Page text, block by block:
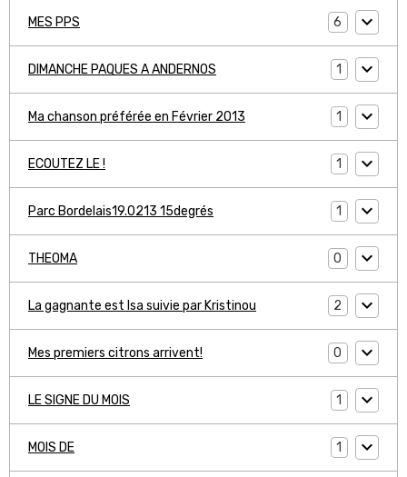
MES PPS 6
DIMANCHE PAQUES A ANDERNOS 1
Ma chanson préférée en Février 2013 1
ECOUTEZ LE ! 1
Parc Bordelais19.0213 15degrés 1
THEOMA 0
La gagnante est Isa suivie par Kristinou 2
Mes premiers citrons arrivent! 0
LE SIGNE DU MOIS 1
MOIS DE 1